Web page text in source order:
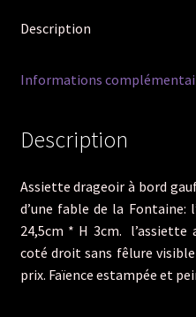
la
l'aigle
Description
Informations
Description
Assiette drageoir à bord
d’une fable de la Fontaine:
24,5cm * H 3cm. l’assiette
coté droit sans fêlure
prix. Faïence estampée et